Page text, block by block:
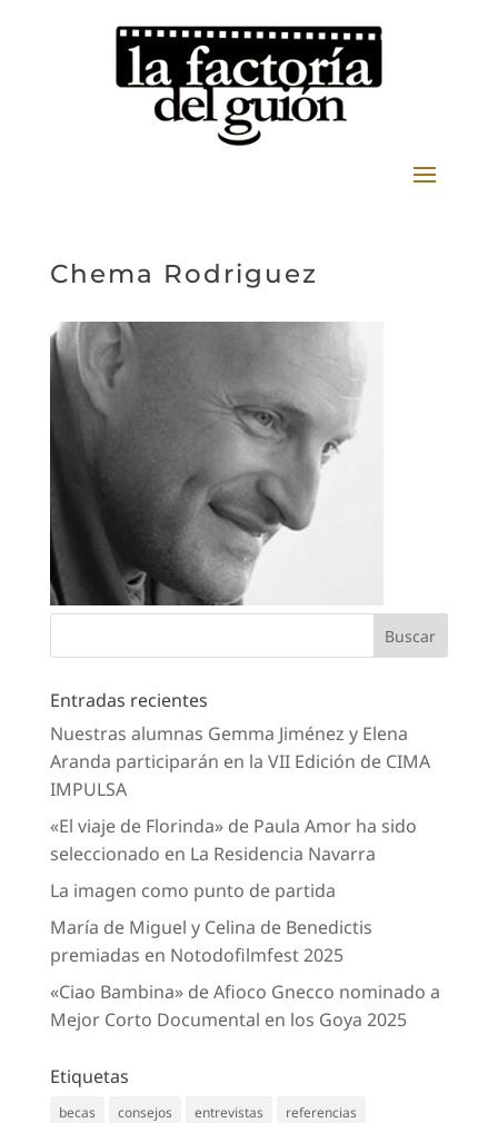
Chema Rodriguez
Entradas recientes
Nuestras alumnas Gemma Jiménez y Elena
Aranda participarán en la VII Edición de CIMA
IMPULSA
«El viaje de Florinda» de Paula Amor ha sido
seleccionado en La Residencia Navarra
La imagen como punto de partida
María de Miguel y Celina de Benedictis
premiadas en Notodofilmfest 2025
«Ciao Bambina» de Afioco Gnecco nominado a
Mejor Corto Documental en los Goya 2025
Etiquetas
becas consejos entrevistas referencias